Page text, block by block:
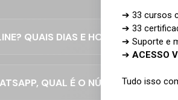
QUAIS DIAS E HORÁRIOS?
QUAL É O NÚMERO?